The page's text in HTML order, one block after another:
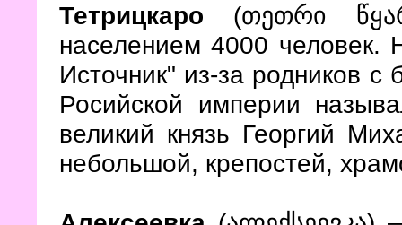
Тетрицкаро (თეთრი
населением 4000 человек.
Источник" из-за родников с
Росийской империи
великий князь Георгий
небольшой, крепостей,